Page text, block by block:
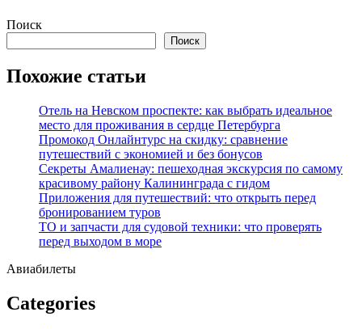
Перейти
содержимому
Поиск
Поиск
Похожие статьи
Отель на Невском проспекте: как выбрать идеальное
место для проживания в сердце Петербурга
Промокод Онлайнтурс на скидку: сравнение
путешествий с экономией и без бонусов
Секреты Амалиенау: пешеходная экскурсия по самому
красивому району Калининграда с гидом
Приложения для путешествий: что открыть перед
бронированием туров
ТО и запчасти для судовой техники: что проверять
перед выходом в море
Авиабилеты
Categories